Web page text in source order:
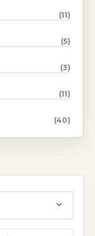
(11)
(5)
(3)
(11)
(40)